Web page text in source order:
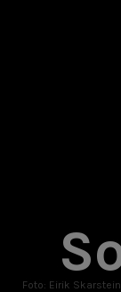
Foto: Eirik